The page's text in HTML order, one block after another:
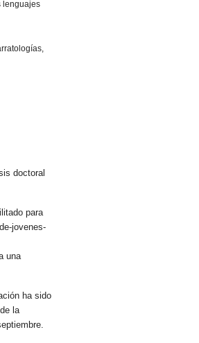
lenguajes
doctoral
para
jovenes-
una
ha sido
la